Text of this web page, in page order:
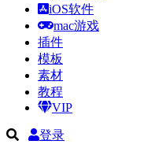
iOS软件
mac游戏
插件
模板
素材
教程
VIP
登录